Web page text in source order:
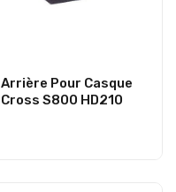
Arrière Pour Casque
Cross S800 HD210